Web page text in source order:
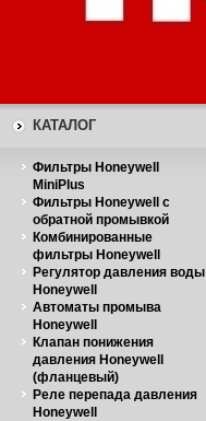
КАТАЛОГ
Фильтры Honeywell
MiniPlus
Фильтры Honeywell с
обратной промывкой
Комбинированные
фильтры Honeywell
Регулятор давления воды
Honeywell
Автоматы промыва
Honeywell
Клапан понижения
давления Honeywell
(фланцевый)
Реле перепада давления
Honeywell